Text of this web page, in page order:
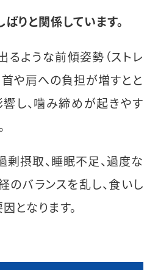
りと関係しています。
ような前傾姿勢（ストレ
首や肩への負担が増すとと
し、噛み締めが起きやす
剰摂取、睡眠不足、過度な
バランスを乱し、食いし
となります。